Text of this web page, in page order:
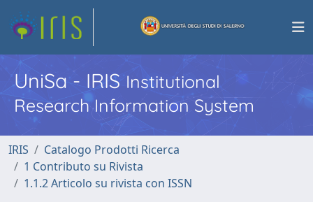
UniSa - IRISInstitutional
Research Information System
IRIS
Catalogo Prodotti Ricerca
1 Contributo su Rivista
1.1.2 Articolo su rivista con ISSN